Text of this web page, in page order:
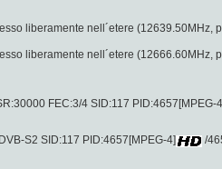
liberamente nell´etere (12639.50MHz,
liberamente nell´etere (12666.60MHz,
FEC:3/4 SID:117 PID:4657[MPEG-
S2 SID:117 PID:4657[MPEG-4] /